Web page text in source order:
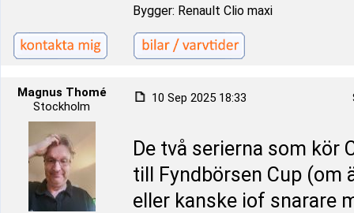
Bygger: Renault Clio maxi
Magnus Thomé
Stockholm
10 Sep 2025 18:33
De två serierna som kör
till Fyndbörsen Cup (om
eller kanske iof snarare